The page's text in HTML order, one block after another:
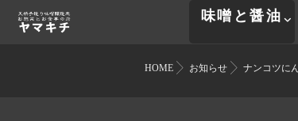
味噌と醤油
HOME お知らせ ナンコツに